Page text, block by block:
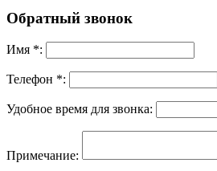
Обратный звонок
Имя *:
Телефон *:
Удобное время для звонка:
Примечание: